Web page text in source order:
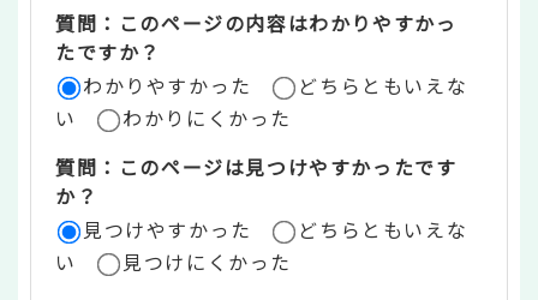
リ
ア
質問：このページの内容はわかりやすかっ
たですか？
わかりやすかった
どちらともいえな
い
わかりにくかった
質問：このページは見つけやすかったです
か？
見つけやすかった
どちらともいえな
い
見つけにくかった